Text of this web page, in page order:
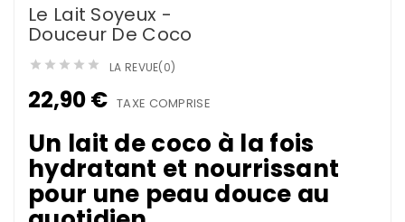
Le Lait Soyeux -
Douceur De Coco
     LA REVUE(0)
22,90 € TAXE COMPRISE
Un lait de coco à la fois
hydratant et nourrissant
pour une peau douce au